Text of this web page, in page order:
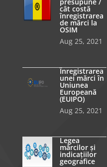
cât costă
înregistrarea
de mărci la
OSIM
Aug 25, 2021
Înregistrarea
unei mărci în
Uniunea
Europeană
(EUIPO)
Aug 25, 2021
Legea
mărcilor și
indicațiilor
geografice